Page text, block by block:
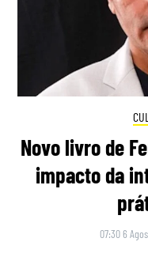
Novo livro de
impacto da
07:30 6